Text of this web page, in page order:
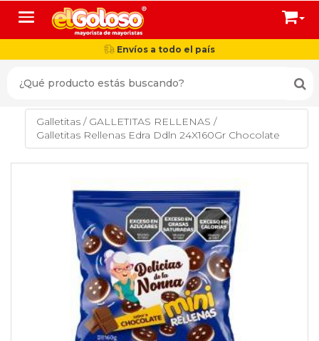
Toggle navigation
Envíos a todo el país
Galletitas / GALLETITAS RELLENAS /
Galletitas Rellenas Edra Ddln 24X160Gr Chocolate